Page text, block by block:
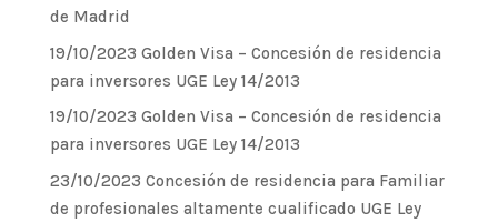
de Madrid
19/10/2023 Golden Visa – Concesión de residencia
para inversores UGE Ley 14/2013
19/10/2023 Golden Visa – Concesión de residencia
para inversores UGE Ley 14/2013
23/10/2023 Concesión de residencia para Familiar
de profesionales altamente cualificado UGE Ley